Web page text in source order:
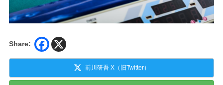
Share:
前川研吾 X（旧Twitter）